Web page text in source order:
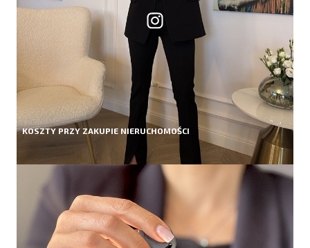
KOSZTY PRZY ZAKUPIE NIERUCHOMOŚCI